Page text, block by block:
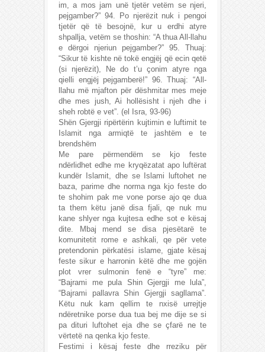
im, a mos jam unë tjetër vetëm se njeri,
pejgamber?” 94. Po njerëzit nuk i pengoi
tjetër që të besojnë, kur u erdhi atyre
shpallja, vetëm se thoshin: “A thua All-llahu
e dërgoi njeriun pejgamber?” 95. Thuaj:
“Sikur të kishte në tokë engjëj që ecin qetë
(si njerëzit), Ne do t’u çonim atyre nga
qielli engjëj pejgamberë!” 96. Thuaj: “All-
llahu më mjafton për dëshmitar mes meje
dhe mes jush, Ai hollësisht i njeh dhe i
sheh robtë e vet”. (el Isra, 93-96)
Shën Gjergji ripërtërin kujtimin e luftimit te
Islamit nga armiqtë te jashtëm e te
brendshëm
Me pare përmendëm se kjo feste
ndërlidhet edhe me kryqëzatat apo luftërat
kundër Islamit, dhe se Islami luftohet ne
baza, parime dhe norma nga kjo feste do
te shohim pak me vone porse ajo qe dua
ta them këtu janë disa fjali, qe nuk mu
kane shlyer nga kujtesa edhe sot e kësaj
dite. Mbaj mend se disa pjesëtarë te
komunitetit rome e ashkali, qe për vete
pretendonin përkatësi islame, gjate kësaj
feste sikur e harronin këtë dhe me gojën
plot vrer sulmonin fenë e “tyre” me:
“Bajrami me pula Shin Gjergji me lula”,
“Bajrami pallavra Shin Gjergji sagllama”.
Këtu nuk kam qellim te nxisë urrejtje
ndëretnike porse dua tua bej me dije se si
pa dituri luftohet eja dhe se çfarë ne te
vërtetë na qenka kjo feste.
Festimi i kësaj feste dhe rreziku për